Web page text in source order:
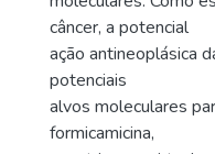
câncer, a potencial
ação antineoplásica
potenciais
alvos moleculares
formicamicina,